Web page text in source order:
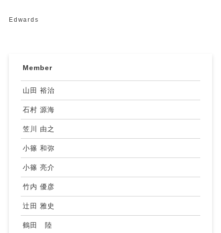
Edwards
Member
山田 裕治
石村 源海
笠川 由之
小篠 和弥
小篠 亮介
竹内 優彦
辻田 雅史
鶴田 陸